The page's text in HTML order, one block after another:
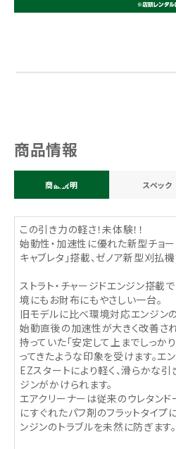
商品情報
商品説明 スペック
この引き力の軽さ！未体験！！
始動性・加速性に優れた新型チョ
キャブレタ」搭載、ゼノア新型刈払機
ストラト・チャージドエンジン搭載
境にもお財布にもやさしい一台。
旧モデルに比べ環境対応エンジン
始動直後の加速性が大きく改善さ
持っていた｢安定して上までしっか
ってきたような印象を受けます。エ
EZスタートにより軽く、滑らかな
ジンがかけられます。
エアクリーナーは従来のウレタン
にすぐれたパフ剤のフラットタイプ
ンジンのトラブルを未然に防ぎます。